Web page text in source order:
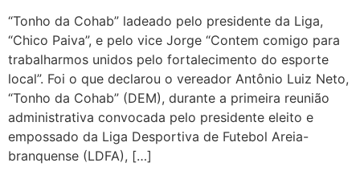
“Tonho da Cohab” ladeado pelo presidente da Liga,
“Chico Paiva”, e pelo vice Jorge “Contem comigo para
trabalharmos unidos pelo fortalecimento do esporte
local”. Foi o que declarou o vereador Antônio Luiz Neto,
“Tonho da Cohab” (DEM), durante a primeira reunião
administrativa convocada pelo presidente eleito e
empossado da Liga Desportiva de Futebol Areia-
branquense (LDFA), […]